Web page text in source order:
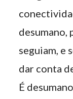
desumano,
seguiam, e
dar conta
É